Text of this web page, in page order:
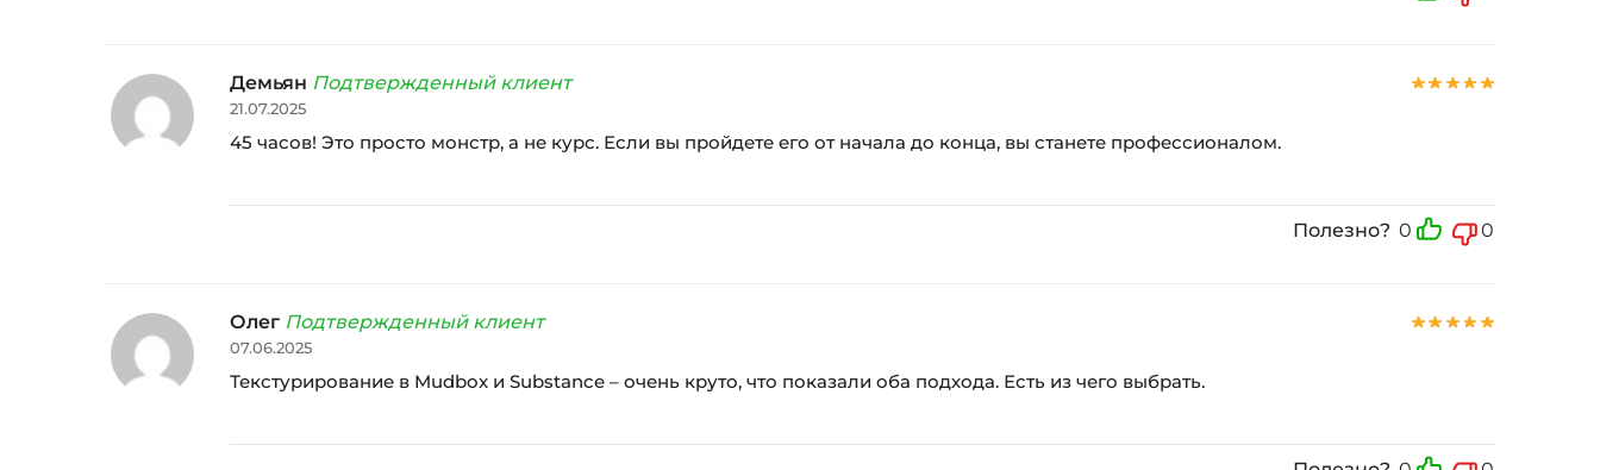
Демьян Подтвержденный клиент
21.07.2025
45 часов! Это просто монстр, а не курс. Если вы пройдете его от начала до конца, вы станете профессионалом.
Полезно? 0 0
Олег Подтвержденный клиент
07.06.2025
Текстурирование в Mudbox и Substance – очень круто, что показали оба подхода. Есть из чего выбрать.